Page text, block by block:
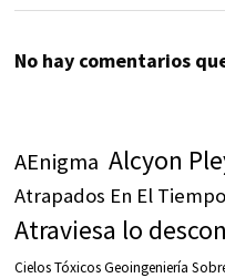
No hay comentarios
AEnigma Alcyon
Atrapados En El Tiempo
Atraviesa lo
Cielos Tóxicos Geoingeniería